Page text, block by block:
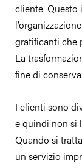
cliente. Questo
gratificanti che
La
fine di
I clienti sono
e quindi non si
Quando si
un servizio